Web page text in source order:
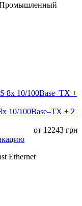
Промышленный
10/100Base–TX + 2
от 12243 грн
Ethernet